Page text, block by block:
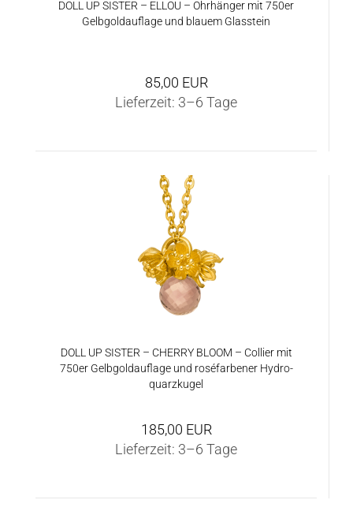
DOLL UP SIS­TER – ELLOU – Ohr­hän­ger mit 750er
Gelb­gold­auf­la­ge und blau­em Glas­stein
85,00 EUR
Lieferzeit: 3–6 Tage
DOLL UP SIS­TER – CHER­RY BLOOM – Col­lier mit
750er Gelb­gold­auf­la­ge und roséfar­be­ner Hy­dro­
quarz­ku­gel
185,00 EUR
Lieferzeit: 3–6 Tage